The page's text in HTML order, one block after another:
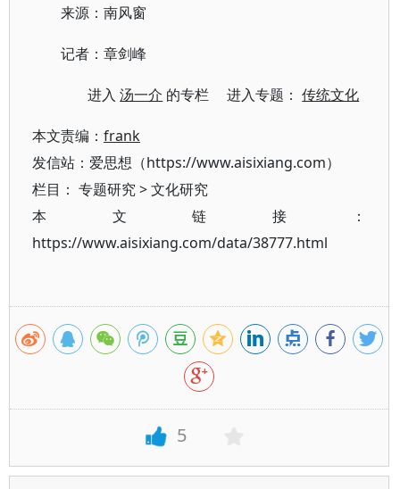
来源：南风窗
记者：章剑峰
进入汤一介 的专栏 进入专题：传统文化
本文责编： frank
发信站：爱思想（https://www.aisixiang.com）
栏目： 专题研究>文化研究
本文链接：
https://www.aisixiang.com/data/38777.html
5